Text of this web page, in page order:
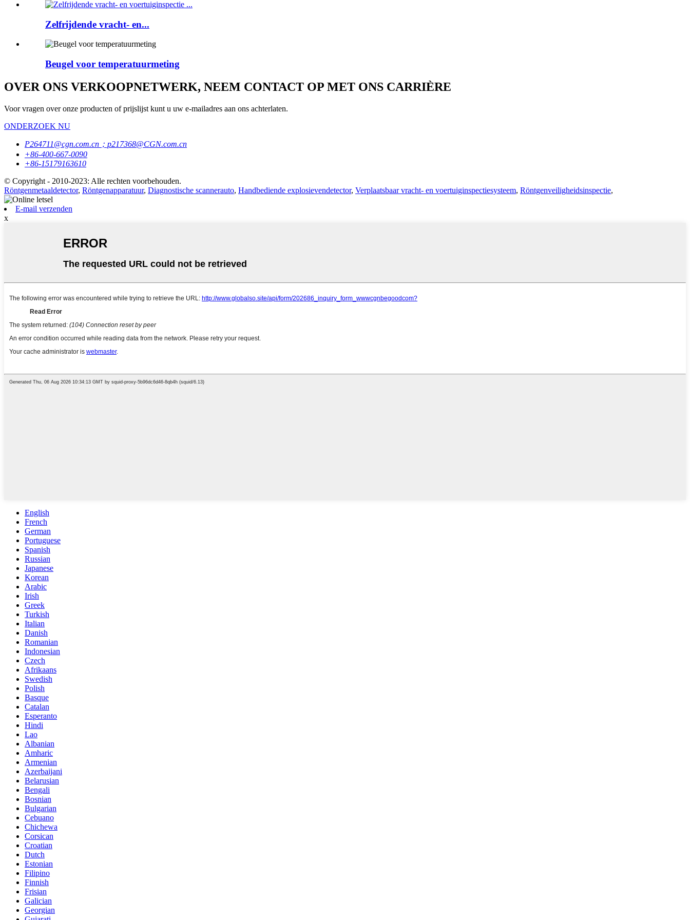
Zelfrijdende vracht- en...
Beugel voor temperatuurmeting
OVER ONS VERKOOPNETWERK, NEEM CONTACT OP MET ONS CARRIÈRE
Voor vragen over onze producten of prijslijst kunt u uw e-mailadres aan ons achterlaten.
ONDERZOEK NU
P264711@cgn.com.cn；p217368@CGN.com.cn
+86-400-667-0090
+86-15179163610
© Copyright - 2010-2023: Alle rechten voorbehouden.
Röntgenmetaaldetector, Röntgenapparatuur, Diagnostische scannerauto, Handbediende explosievendetector, Verplaatsbaar vracht- en voertuiginspectiesysteem, Röntgenveiligheidsinspectie,
E-mail verzenden
x
English
French
German
Portuguese
Spanish
Russian
Japanese
Korean
Arabic
Irish
Greek
Turkish
Italian
Danish
Romanian
Indonesian
Czech
Afrikaans
Swedish
Polish
Basque
Catalan
Esperanto
Hindi
Lao
Albanian
Amharic
Armenian
Azerbaijani
Belarusian
Bengali
Bosnian
Bulgarian
Cebuano
Chichewa
Corsican
Croatian
Dutch
Estonian
Filipino
Finnish
Frisian
Galician
Georgian